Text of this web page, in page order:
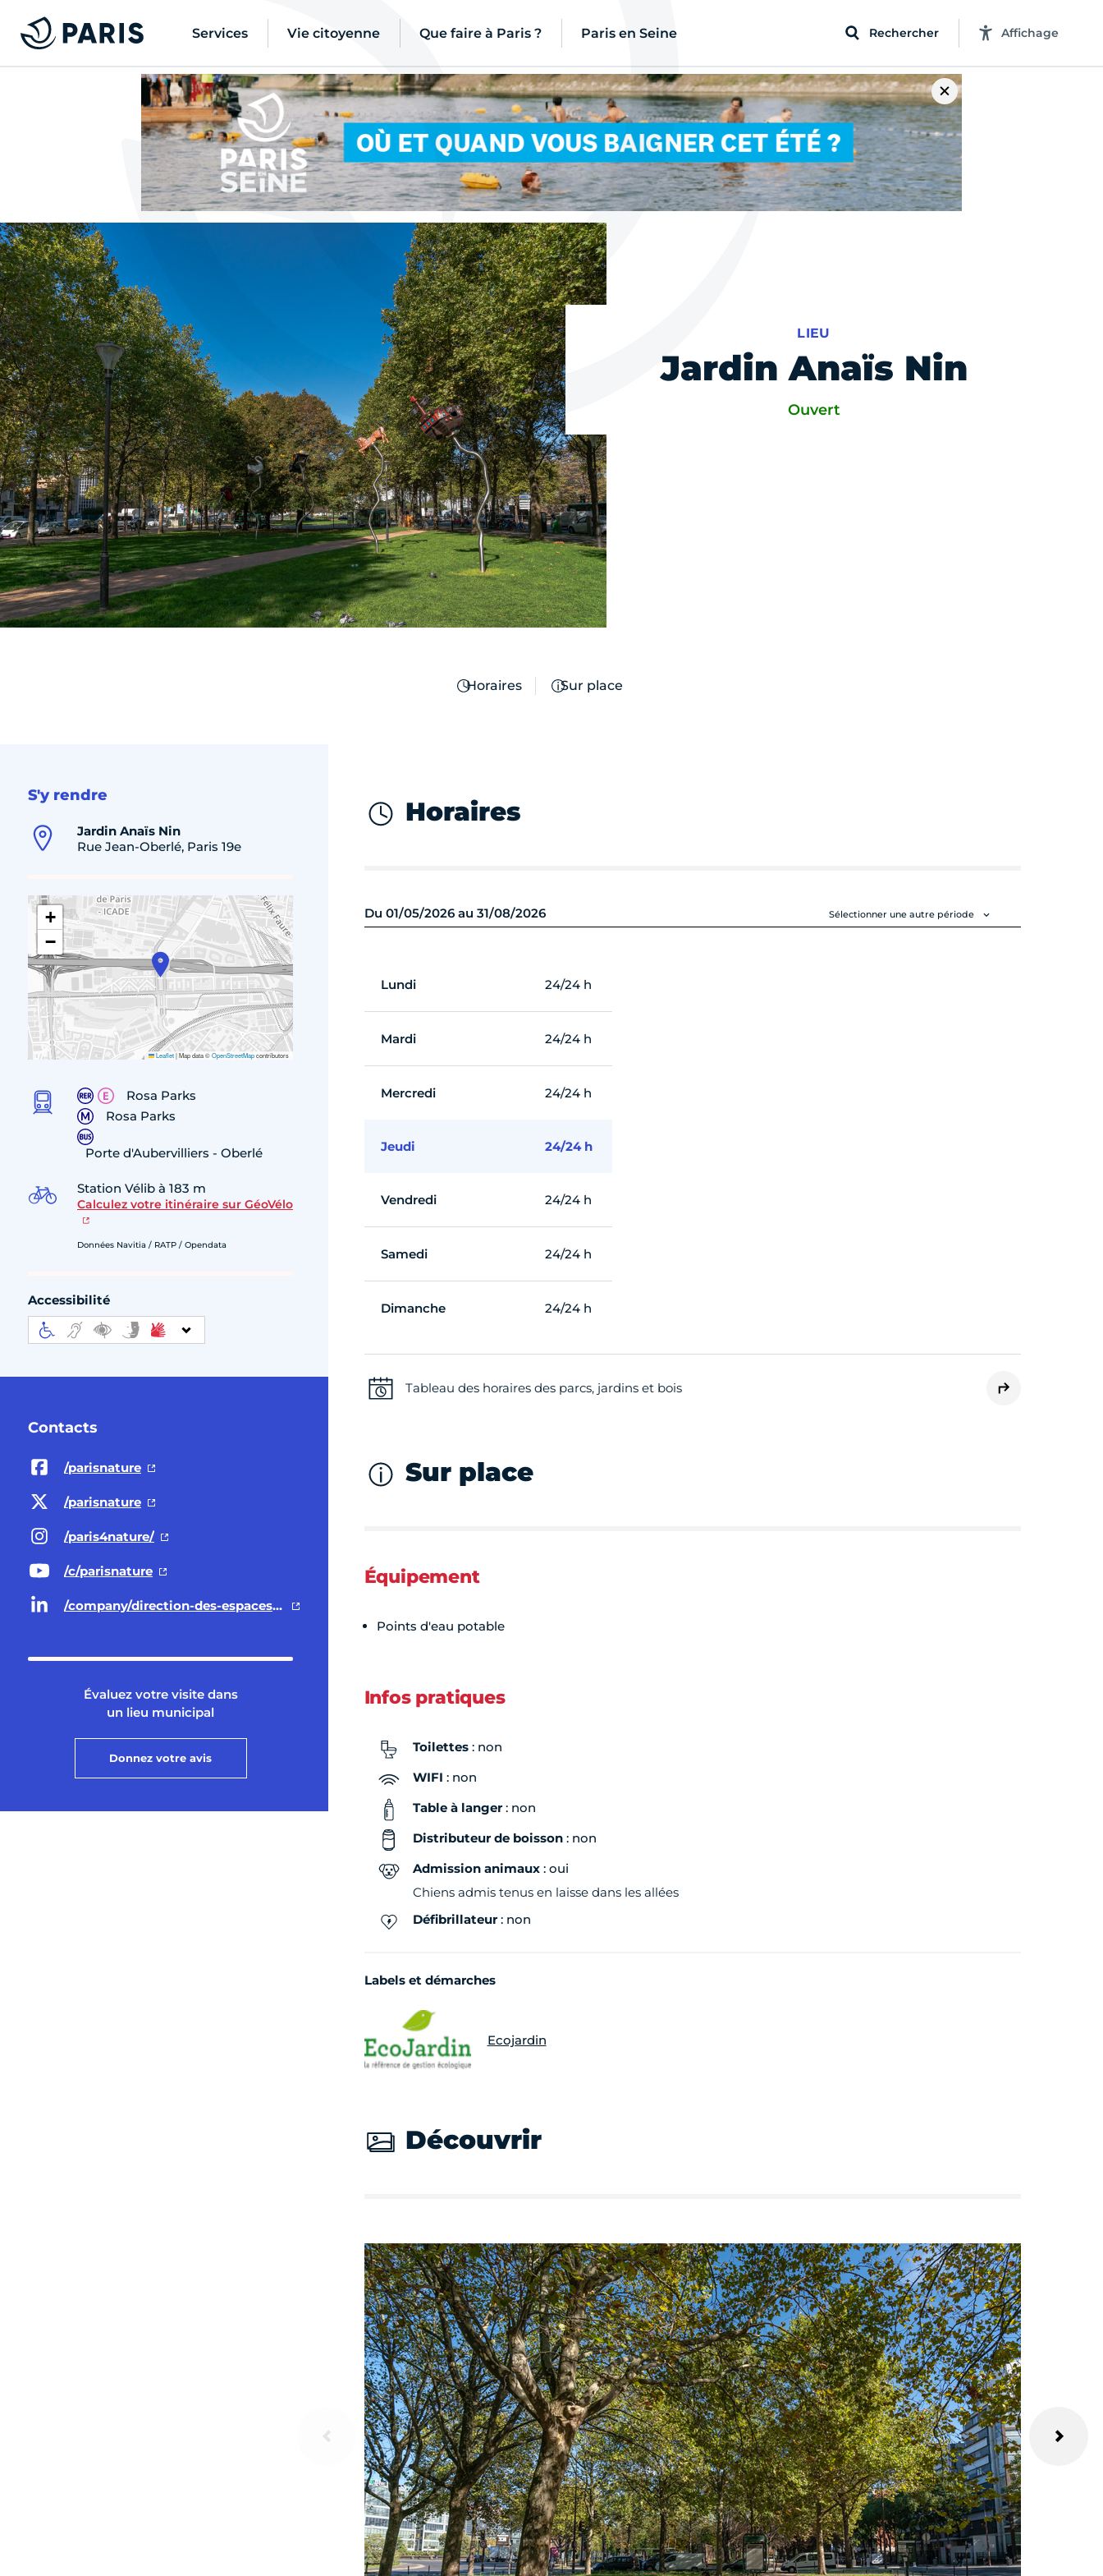
Services Vie citoyenne Que faire à Paris ? Paris en Seine Rechercher Affichage
LIEU
Jardin Anaïs Nin
Ouvert
Horaires Sur place
S'y rendre
Jardin Anaïs Nin
Rue Jean-Oberlé, Paris 19e
+
−
Leaflet|Map data ©OpenStreetMapcontributors
Rosa Parks
Rosa Parks
Porte d'Aubervilliers - Oberlé
Station Vélib à 183 m
Calculez votre itinéraire sur GéoVélo
Données Navitia / RATP / Opendata
Accessibilité
Contacts
/parisnature
/parisnature
/paris4nature/
/c/parisnature
/company/direction-des-espaces-verts-et-de-l-environnement-ville-de-paris/
Évaluez votre visite dans
un lieu municipal
Donnez votre avis
Horaires
Du 01/05/2026 au 31/08/2026 Sélectionner une autre période
Lundi 24/24 h
Mardi 24/24 h
Mercredi 24/24 h
Jeudi 24/24 h
Vendredi 24/24 h
Samedi 24/24 h
Dimanche 24/24 h
Tableau des horaires des parcs, jardins et bois
Sur place
Équipement
Points d'eau potable
Infos pratiques
Toilettes: non
WIFI : non
Table à langer: non
Distributeur de boisson: non
Admission animaux: oui
Chiens admis tenus en laisse dans les allées
Défibrillateur: non
Labels et démarches
Ecojardin
Découvrir